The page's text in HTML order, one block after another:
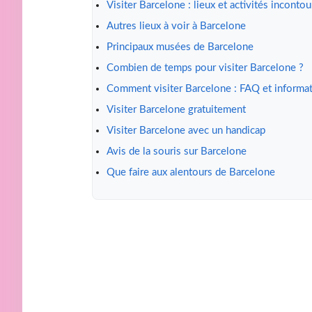
Visiter Barcelone : lieux et activités
Autres lieux à voir à Barcelone
Principaux musées de Barcelone
Combien de temps pour visiter Barcelone ?
Comment visiter Barcelone : FAQ et
Visiter Barcelone gratuitement
Visiter Barcelone avec un handicap
Avis de la souris sur Barcelone
Que faire aux alentours de Barcelone